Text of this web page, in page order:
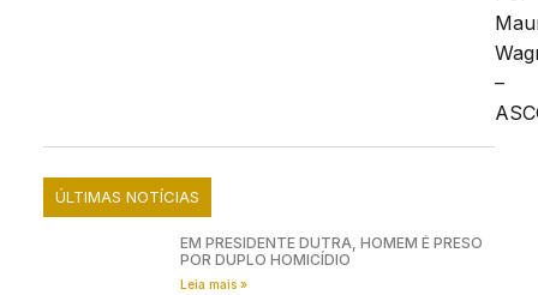
–
ÚLTIMAS NOTÍCIAS
EM PRESIDENTE DUTRA, HOMEM É PRESO
POR DUPLO HOMICÍDIO
Leia mais »